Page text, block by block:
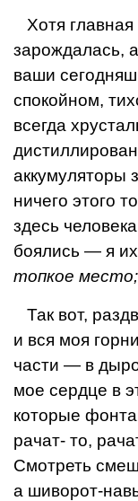
Хотя главная
зарождалась,
ваши
спокойном,
всегда
аккумуляторы
ничего этого
здесь
боялись — я
топкое
Так вот,
и вся моя
части — в
мое сердце в
которые
рачат- то,
Смотреть
а шиворот-